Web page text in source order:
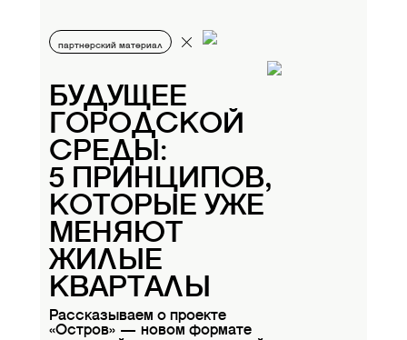
партнерский материал
БУДУЩЕЕ
ГОРОДСКОЙ
СРЕДЫ:
5 ПРИНЦИПОВ,
КОТОРЫЕ УЖЕ
МЕНЯЮТ
ЖИЛЫЕ
КВАРТАЛЫ
Рассказываем о проекте
«Остров» — новом формате